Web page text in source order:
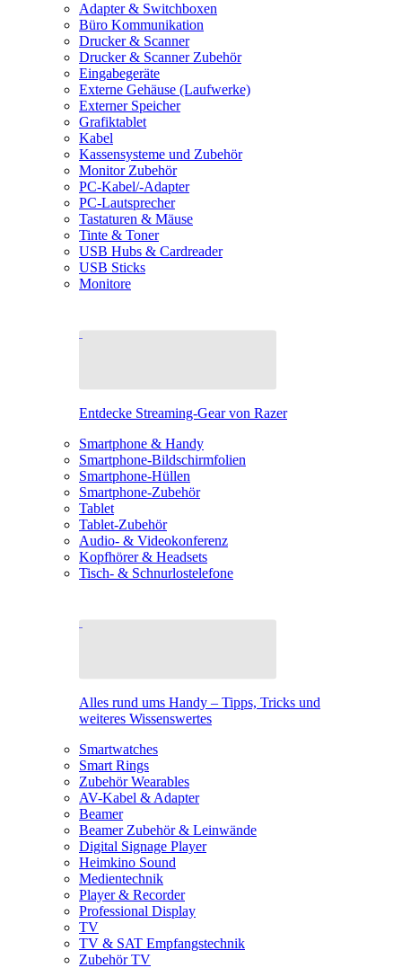
Adapter & Switchboxen
Büro Kommunikation
Drucker & Scanner
Drucker & Scanner Zubehör
Eingabegeräte
Externe Gehäuse (Laufwerke)
Externer Speicher
Grafiktablet
Kabel
Kassensysteme und Zubehör
Monitor Zubehör
PC-Kabel/-Adapter
PC-Lautsprecher
Tastaturen & Mäuse
Tinte & Toner
USB Hubs & Cardreader
USB Sticks
Monitore
Entdecke Streaming-Gear von Razer
Smartphone & Handy
Smartphone-Bildschirmfolien
Smartphone-Hüllen
Smartphone-Zubehör
Tablet
Tablet-Zubehör
Audio- & Videokonferenz
Kopfhörer & Headsets
Tisch- & Schnurlostelefone
Alles rund ums Handy – Tipps, Tricks und
weiteres Wissenswertes
Smartwatches
Smart Rings
Zubehör Wearables
AV-Kabel & Adapter
Beamer
Beamer Zubehör & Leinwände
Digital Signage Player
Heimkino Sound
Medientechnik
Player & Recorder
Professional Display
TV
TV & SAT Empfangstechnik
Zubehör TV